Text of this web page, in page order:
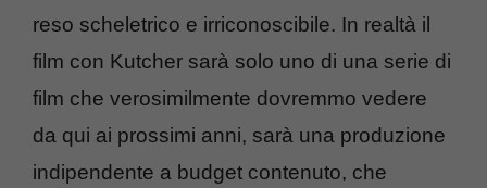
reso scheletrico e irriconoscibile. In realtà il
film con Kutcher sarà solo uno di una serie di
film che verosimilmente dovremmo vedere
da qui ai prossimi anni, sarà una produzione
indipendente a budget contenuto, che